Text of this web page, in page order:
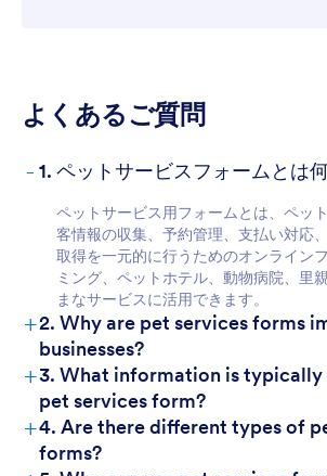
よくあるご質問
- 1. ペットサービスフォームとは
ペットサービス用フォームとは、ペッ
客情報の収集、予約管理、支払い対応
取得を一元的に行うためのオンライン
ミング、ペットホテル、動物病院、里
まなサービスに活用できます。
+2. Why are pet services forms
businesses?
+3. What information is
pet services form?
+4. Are there different types of
forms?